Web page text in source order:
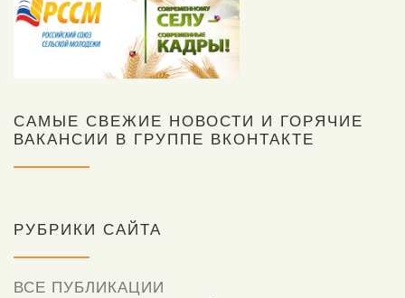
САМЫЕ СВЕЖИЕ НОВОСТИ И ГОРЯЧИЕ
ВАКАНСИИ В ГРУППЕ ВКОНТАКТЕ
РУБРИКИ САЙТА
ВСЕ ПУБЛИКАЦИИ